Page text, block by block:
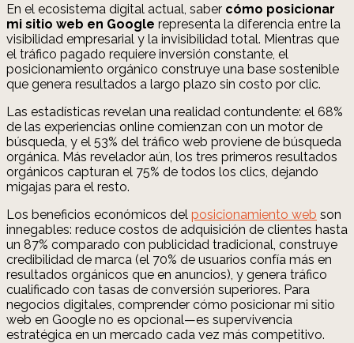
En el ecosistema digital actual, saber cómo posicionar
mi sitio web en Google representa la diferencia entre la
visibilidad empresarial y la invisibilidad total. Mientras que
el tráfico pagado requiere inversión constante, el
posicionamiento orgánico construye una base sostenible
que genera resultados a largo plazo sin costo por clic.
Las estadísticas revelan una realidad contundente: el 68%
de las experiencias online comienzan con un motor de
búsqueda, y el 53% del tráfico web proviene de búsqueda
orgánica. Más revelador aún, los tres primeros resultados
orgánicos capturan el 75% de todos los clics, dejando
migajas para el resto.
Los beneficios económicos del posicionamiento web son
innegables: reduce costos de adquisición de clientes hasta
un 87% comparado con publicidad tradicional, construye
credibilidad de marca (el 70% de usuarios confía más en
resultados orgánicos que en anuncios), y genera tráfico
cualificado con tasas de conversión superiores. Para
negocios digitales, comprender cómo posicionar mi sitio
web en Google no es opcional—es supervivencia
estratégica en un mercado cada vez más competitivo.